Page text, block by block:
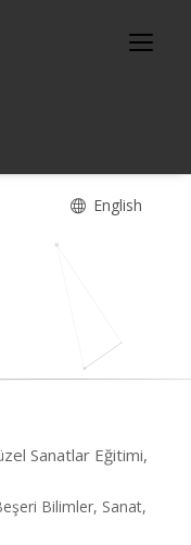
English
Sanatlar Eğitimi,
Bilimler, Sanat,